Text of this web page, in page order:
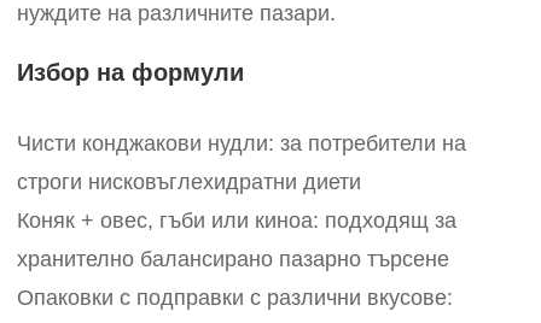
нуждите на различните пазари.
Избор на формули
Чисти конджакови нудли: за потребители на
строги нисковъглехидратни диети
Коняк + овес, гъби или киноа: подходящ за
хранително балансирано пазарно търсене
Опаковки с подправки с различни вкусове: